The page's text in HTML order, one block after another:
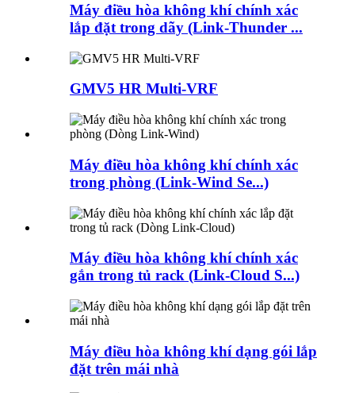
Máy điều hòa không khí chính xác
lắp đặt trong dãy (Link-Thunder ...
GMV5 HR Multi-VRF
Máy điều hòa không khí chính xác
trong phòng (Link-Wind Se...)
Máy điều hòa không khí chính xác
gắn trong tủ rack (Link-Cloud S...)
Máy điều hòa không khí dạng gói lắp
đặt trên mái nhà